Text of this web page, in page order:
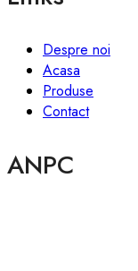
Despre noi
Acasa
Produse
Contact
ANPC